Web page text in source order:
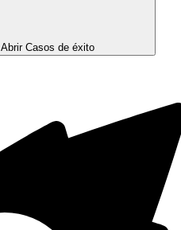
Abrir Casos de éxito